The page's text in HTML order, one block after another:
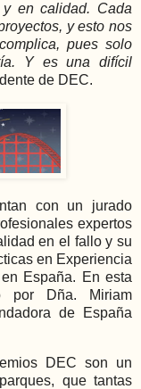
en calidad. Cada
y esto nos
pues solo
Y es una difícil
de DEC.
con un jurado
expertos
en el fallo y su
en Experiencia
España. En esta
por Dña. Miriam
de España
DEC son un
que tantas